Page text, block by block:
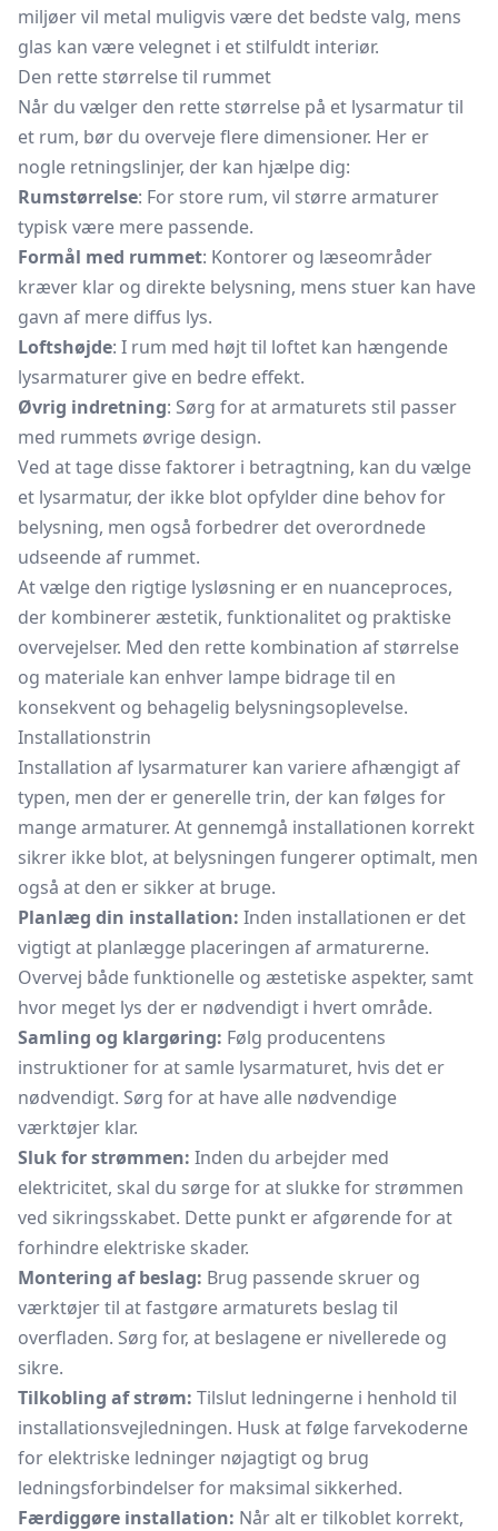
miljøer vil metal muligvis være det bedste valg, mens
glas kan være velegnet i et stilfuldt interiør.
Den rette størrelse til rummet
Når du vælger den rette størrelse på et lysarmatur til
et rum, bør du overveje flere dimensioner. Her er
nogle retningslinjer, der kan hjælpe dig:
Rumstørrelse: For store rum, vil større armaturer
typisk være mere passende.
Formål med rummet: Kontorer og læseområder
kræver klar og direkte belysning, mens stuer kan have
gavn af mere diffus lys.
Loftshøjde: I rum med højt til loftet kan hængende
lysarmaturer give en bedre effekt.
Øvrig indretning: Sørg for at armaturets stil passer
med rummets øvrige design.
Ved at tage disse faktorer i betragtning, kan du vælge
et lysarmatur, der ikke blot opfylder dine behov for
belysning, men også forbedrer det overordnede
udseende af rummet.
At vælge den rigtige lysløsning er en nuanceproces,
der kombinerer æstetik, funktionalitet og praktiske
overvejelser. Med den rette kombination af størrelse
og materiale kan enhver lampe bidrage til en
konsekvent og behagelig belysningsoplevelse.
Installationstrin
Installation af lysarmaturer kan variere afhængigt af
typen, men der er generelle trin, der kan følges for
mange armaturer. At gennemgå installationen korrekt
sikrer ikke blot, at belysningen fungerer optimalt, men
også at den er sikker at bruge.
Planlæg din installation: Inden installationen er det
vigtigt at planlægge placeringen af armaturerne.
Overvej både funktionelle og æstetiske aspekter, samt
hvor meget lys der er nødvendigt i hvert område.
Samling og klargøring: Følg producentens
instruktioner for at samle lysarmaturet, hvis det er
nødvendigt. Sørg for at have alle nødvendige
værktøjer klar.
Sluk for strømmen: Inden du arbejder med
elektricitet, skal du sørge for at slukke for strømmen
ved sikringsskabet. Dette punkt er afgørende for at
forhindre elektriske skader.
Montering af beslag: Brug passende skruer og
værktøjer til at fastgøre armaturets beslag til
overfladen. Sørg for, at beslagene er nivellerede og
sikre.
Tilkobling af strøm: Tilslut ledningerne i henhold til
installationsvejledningen. Husk at følge farvekoderne
for elektriske ledninger nøjagtigt og brug
ledningsforbindelser for maksimal sikkerhed.
Færdiggøre installation: Når alt er tilkoblet korrekt,